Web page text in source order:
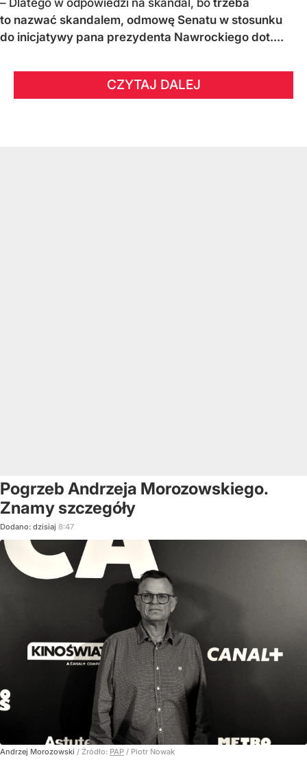
– Dlatego w odpowiedzi na skandal, bo trzeba
to nazwać skandalem, odmowę Senatu w stosunku
do inicjatywy pana prezydenta Nawrockiego dot....
CZYTAJ DALEJ
Pogrzeb Andrzeja Morozowskiego.
Znamy szczegóły
Dodano: dzisiaj 8:47
Andrzej Morozowski / Źródło: PAP / Piotr Nowak